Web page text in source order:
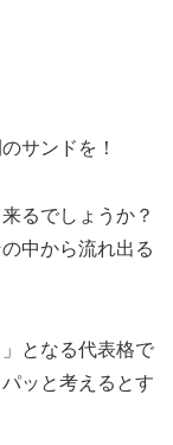
サンドを！
るでしょうか？
中から流れ出る
となる代表格で
ッと考えるとす